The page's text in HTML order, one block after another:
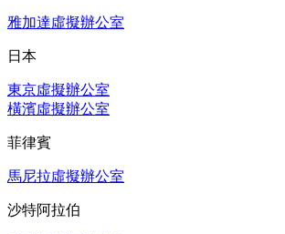
雅加達虛擬辦公室
日本
東京虛擬辦公室
橫濱虛擬辦公室
菲律賓
馬尼拉虛擬辦公室
沙特阿拉伯